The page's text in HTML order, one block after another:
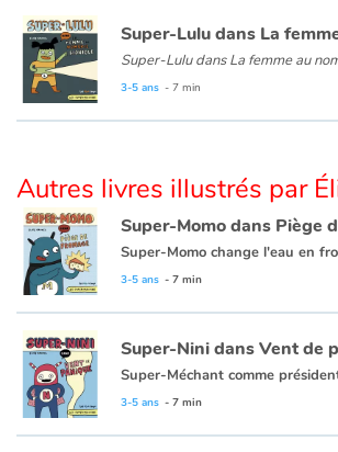
Apprendre les langues
Dyslexie, troubles de la lecture
Nos listes de lecture
Les plus lus
Coups de coeur
Super-Lulu dans La femme au
3-5 ans - 7 min
Autres livres illustrés par
Super-Momo dans Piège
3-5 ans - 7 min
Super-Nini dans Vent de
3-5 ans - 7 min